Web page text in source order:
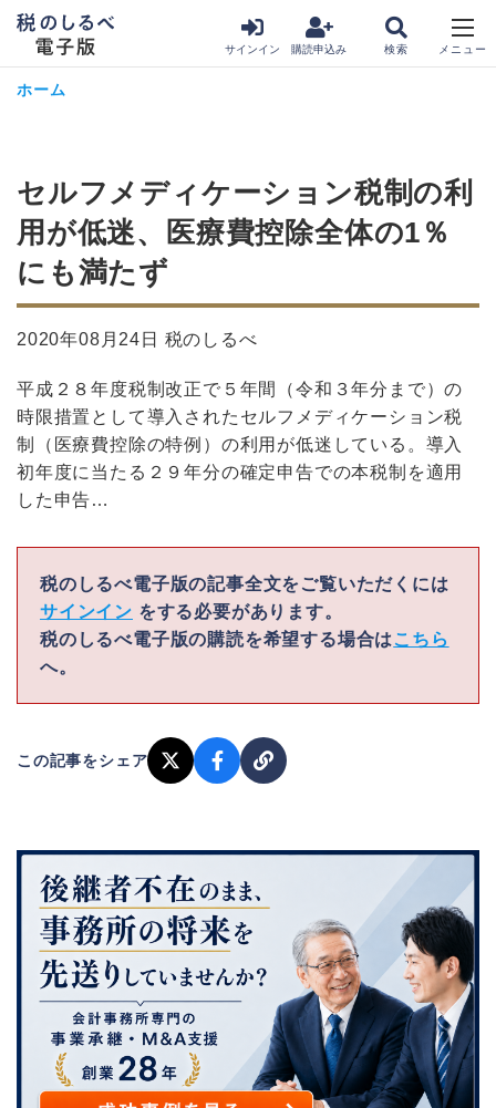
サインイン 購読申込み
ホーム
セルフメディケーション税制の利
用が低迷、医療費控除全体の1％
にも満たず
2020年08月24日 税のしるべ
平成２８年度税制改正で５年間（令和３年分まで）の
時限措置として導入されたセルフメディケーション税
制（医療費控除の特例）の利用が低迷している。導入
初年度に当たる２９年分の確定申告での本税制を適用
した申告…
税のしるべ電子版の記事全文をご覧いただくには
サインイン をする必要があります。
税のしるべ電子版の購読を希望する場合は こちら
へ。
この記事をシェア